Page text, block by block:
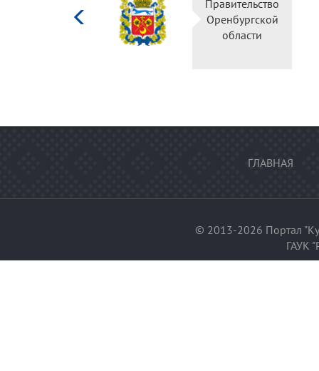
Правительство
Оренбургской
области
ГЛАВНАЯ
© 2013-2026 Портал
ГАУК